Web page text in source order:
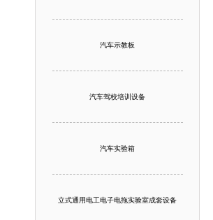
汽车示教板
汽车驾校培训设备
汽车实验箱
立式通用电工电子电拖实验室成套设备